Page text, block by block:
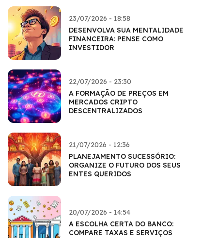
23/07/2026 - 18:58
DESENVOLVA SUA MENTALIDADE
FINANCEIRA: PENSE COMO
INVESTIDOR
22/07/2026 - 23:30
A FORMAÇÃO DE PREÇOS EM
MERCADOS CRIPTO
DESCENTRALIZADOS
21/07/2026 - 12:36
PLANEJAMENTO SUCESSÓRIO:
ORGANIZE O FUTURO DOS SEUS
ENTES QUERIDOS
20/07/2026 - 14:54
A ESCOLHA CERTA DO BANCO:
COMPARE TAXAS E SERVIÇOS